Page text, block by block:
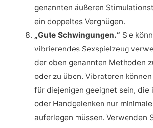
genannten äußeren
ein doppeltes Vergnügen.
„Gute Schwingungen.“ Sie
vibrierendes Sexspielzeug
der oben genannten Methoden
oder zu üben. Vibratoren
für diejenigen geeignet sein, die
oder Handgelenken nur
auferlegen müssen. Verwenden